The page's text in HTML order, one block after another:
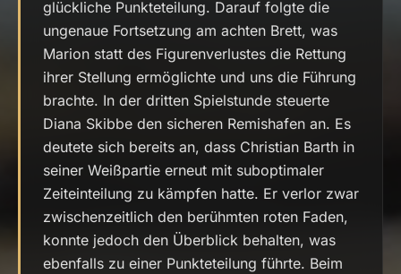
glückliche Punkteteilung. Darauf folgte die
ungenaue Fortsetzung am achten Brett, was
Marion statt des Figurenverlustes die Rettung
ihrer Stellung ermöglichte und uns die Führung
brachte. In der dritten Spielstunde steuerte
Diana Skibbe den sicheren Remishafen an. Es
deutete sich bereits an, dass Christian Barth in
seiner Weißpartie erneut mit suboptimaler
Zeiteinteilung zu kämpfen hatte. Er verlor zwar
zwischenzeitlich den berühmten roten Faden,
konnte jedoch den Überblick behalten, was
ebenfalls zu einer Punkteteilung führte. Beim